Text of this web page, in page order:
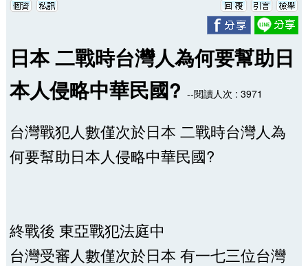
日本 二戰時台灣人為何要幫助日
本人侵略中華民國? --閱讀人次 : 3971
台灣戰犯人數僅次於日本 二戰時台灣人為
何要幫助日本人侵略中華民國?
終戰後 東亞戰犯法庭中
台灣受審人數僅次於日本 有一七三位台灣